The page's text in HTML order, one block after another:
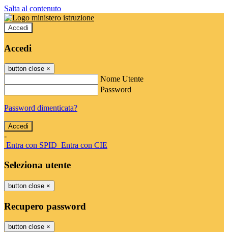
Salta al contenuto
Accedi
Accedi
button close ×
Nome Utente
Password
Password dimenticata?
-
Entra con SPID Entra con CIE
Seleziona utente
button close ×
Recupero password
button close ×